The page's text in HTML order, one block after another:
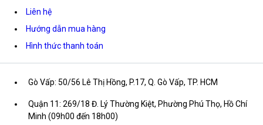
Liên hệ
Hướng dẫn mua hàng
Hình thức thanh toán
Gò Vấp: 50/56 Lê Thị Hồng, P.17, Q. Gò Vấp, TP. HCM
Quận 11: 269/18 Đ. Lý Thường Kiệt, Phường Phú Thọ, Hồ Chí
Minh (09h00 đến 18h00)